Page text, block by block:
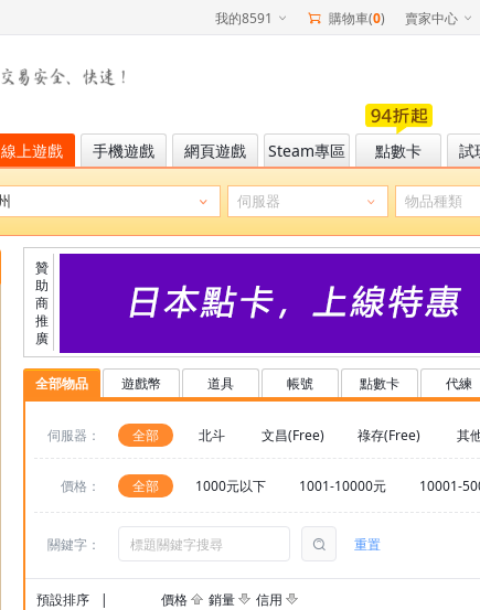
我的8591 購物車(0) 賣家中心
線上遊戲 手機遊戲 網頁遊戲 Steam專區 點數卡 試
贊
助
商
推
廣
全部物品 遊戲幣 道具 帳號 點數卡 代練
伺服器： 全部 北斗 文昌(Free) 祿存(Free) 其
價格： 全部 1000元以下 1001-10000元 10001-
關鍵字： 重置
預設排序 | 價格 銷量 信用